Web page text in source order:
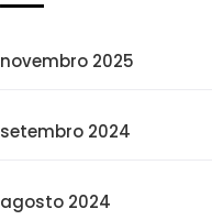
novembro 2025
setembro 2024
agosto 2024